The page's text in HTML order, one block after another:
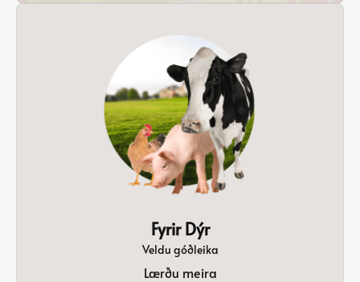
Fyrir Dýr
Veldu góðleika
Lærðu meira